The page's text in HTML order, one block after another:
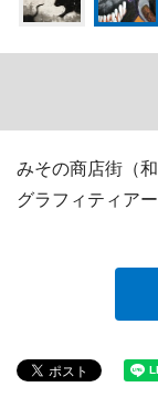
みその商店街（
グラフィティア